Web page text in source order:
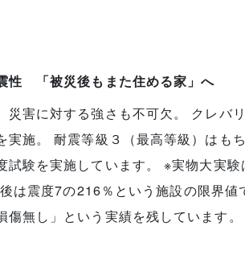
性 「被災後もまた住める家」へ
災害に対する強さも不可欠。 クレバ
実施。 耐震等級３（最高等級）はも
試験を実施しています。 ※実物大実
は震度7の216％という施設の限界
無し」という実績を残しています。